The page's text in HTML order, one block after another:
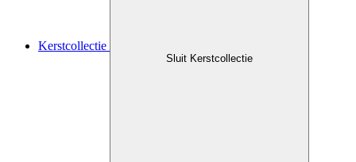
Kerstcollectie
Sluit Kerstcollectie